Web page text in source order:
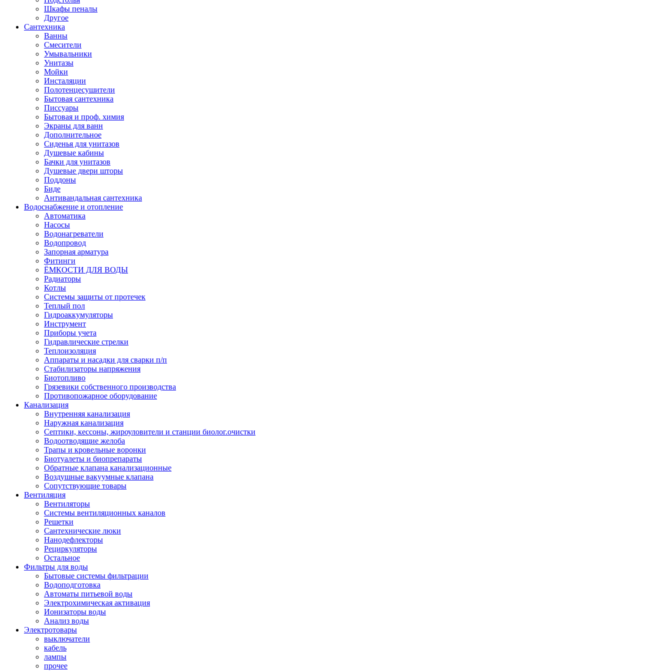
Шкафы пеналы
Другое
Сантехника
Ванны
Смесители
Умывальники
Унитазы
Мойки
Инсталяции
Полотенцесушители
Бытовая сантехника
Писсуары
Бытовая и проф. химия
Экраны для ванн
Дополнительное
Сиденья для унитазов
Душевые кабины
Бачки для унитазов
Душевые двери шторы
Поддоны
Биде
Антивандальная сантехника
Водоснабжение и отопление
Автоматика
Насосы
Водонагреватели
Водопровод
Запорная арматура
Фитинги
ЁМКОСТИ ДЛЯ ВОДЫ
Радиаторы
Котлы
Системы защиты от протечек
Теплый пол
Гидроаккумуляторы
Инструмент
Приборы учета
Гидравлические стрелки
Теплоизоляция
Аппараты и насадки для сварки п/п
Стабилизаторы напряжения
Биотопливо
Грязевики собственного производства
Противопожарное оборудование
Канализация
Внутренняя канализация
Наружная канализация
Септики, кессоны, жироуловители и станции биолог.очистки
Водоотводящие желоба
Трапы и кровельные воронки
Биотуалеты и биопрепараты
Обратные клапана канализационные
Воздушные вакуумные клапана
Сопутствующие товары
Вентиляция
Вентиляторы
Системы вентиляционных каналов
Решетки
Сантехнические люки
Нанодефлекторы
Рециркуляторы
Остальное
Фильтры для воды
Бытовые системы фильтрации
Водоподготовка
Автоматы питьевой воды
Электрохимическая активация
Ионизаторы воды
Анализ воды
Электротовары
выключатели
кабель
лампы
прочее